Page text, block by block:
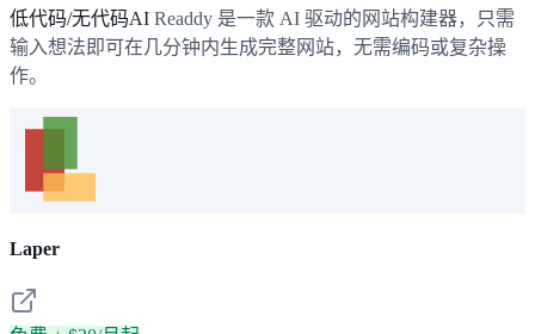
低代码/无代码AI Readdy 是一款 AI 驱动的网站构建器，只需
输入想法即可在几分钟内生成完整网站，无需编码或复杂操
作。
Laper